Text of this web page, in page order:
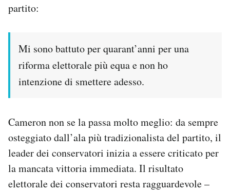
partito:
Mi sono battuto per quarant’anni per una
riforma elettorale più equa e non ho
intenzione di smettere adesso.
Cameron non se la passa molto meglio: da sempre
osteggiato dall’ala più tradizionalista del partito, il
leader dei conservatori inizia a essere criticato per
la mancata vittoria immediata. Il risultato
elettorale dei conservatori resta ragguardevole –